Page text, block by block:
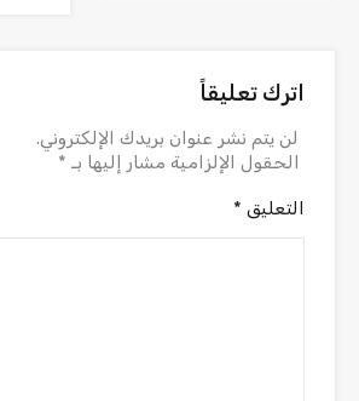
اترك تعليقاً
لن يتم نشر عنوان بريدك الإلكتروني.
الحقول الإلزامية مشار إليها بـ *
التعليق *